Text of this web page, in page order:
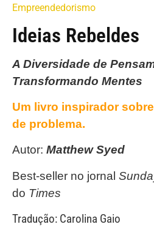
Empreendedorismo
Ideias Rebeldes
A Diversidade de
Transformando Mentes
Um livro inspirador
de problema.
Autor: Matthew Syed
Best-seller no jornal
do Times
Tradução: Carolina Gaio